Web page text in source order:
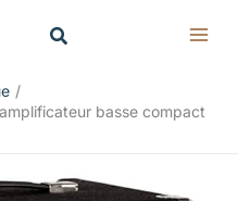
basse compact